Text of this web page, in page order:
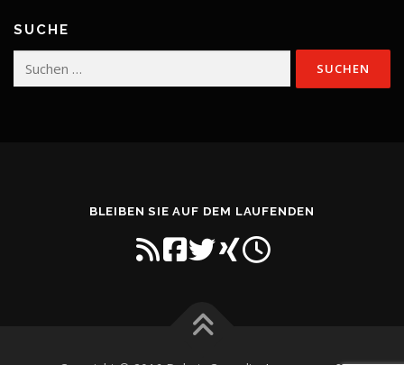
SUCHE
Suchen
BLEIBEN SIE AUF DEM LAUFENDEN